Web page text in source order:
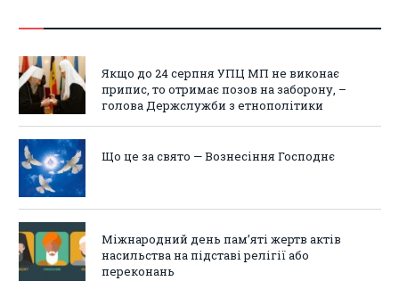
Якщо до 24 серпня УПЦ МП не виконає
припис, то отримає позов на заборону, –
голова Держслужби з етнополітики
Що це за свято — Вознесіння Господнє
Міжнародний день пам’яті жертв актів
насильства на підставі релігії або
переконань